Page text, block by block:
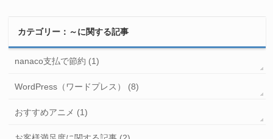
カテゴリー：～に関する記事
nanaco支払で節約 (1)
WordPress（ワードプレス） (8)
おすすめアニメ (1)